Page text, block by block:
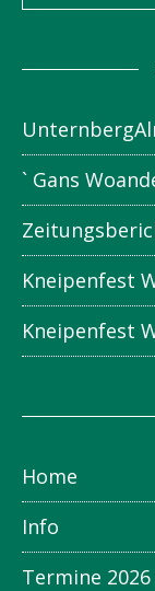
` Gans
Kneipenfest
Kneipenfest
Home
Info
Termine 2026